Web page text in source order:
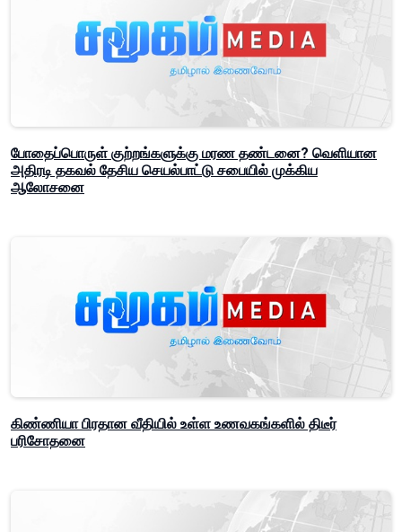
போதைப்பொருள் குற்றங்களுக்கு மரண தண்டனை? வெளியான
அதிரடி தகவல் தேசிய செயல்பாட்டு சபையில் முக்கிய
ஆலோசனை
கிண்ணியா பிரதான வீதியில் உள்ள உணவகங்களில் திடீர்
பரிசோதனை